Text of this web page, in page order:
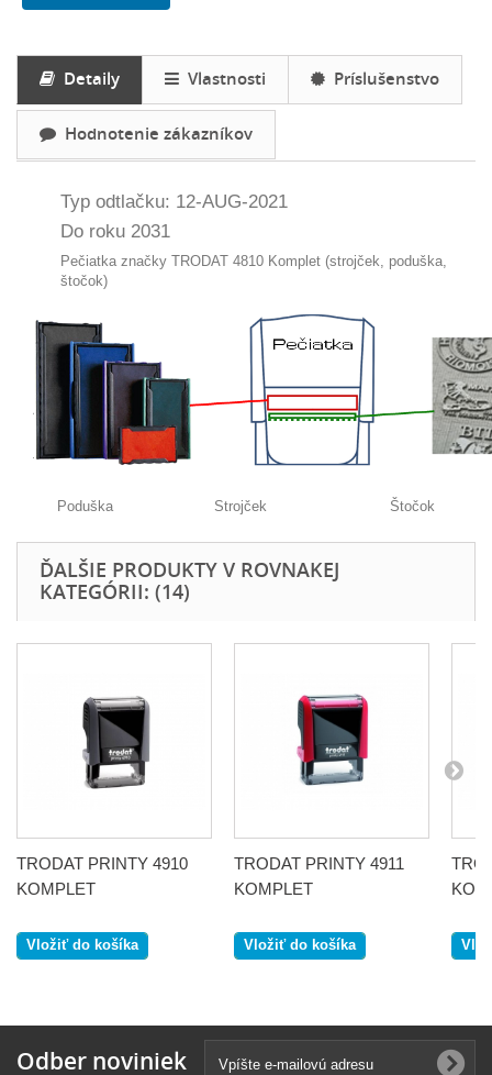
Detaily Vlastnosti Príslušenstvo
Hodnotenie zákazníkov
Typ odtlačku: 12-AUG-2021
Do roku 2031
Pečiatka značky TRODAT 4810 Komplet (strojček, poduška,
štočok)
Poduška Strojček Štočok
ĎALŠIE PRODUKTY V ROVNAKEJ
KATEGÓRII: (14)
TRODAT PRINTY 4910
KOMPLET
Vložiť do košíka
TRODAT PRINTY 4911
KOMPLET
Vložiť do košíka
Odber noviniek